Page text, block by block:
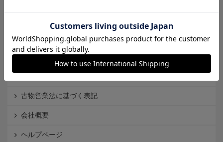
個人情報保護方針
Cookieポリシー
古物営業法に基づく表記
会社概要
ヘルプページ